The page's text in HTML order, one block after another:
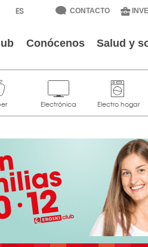
CONTACTO
Conócenos Salud y